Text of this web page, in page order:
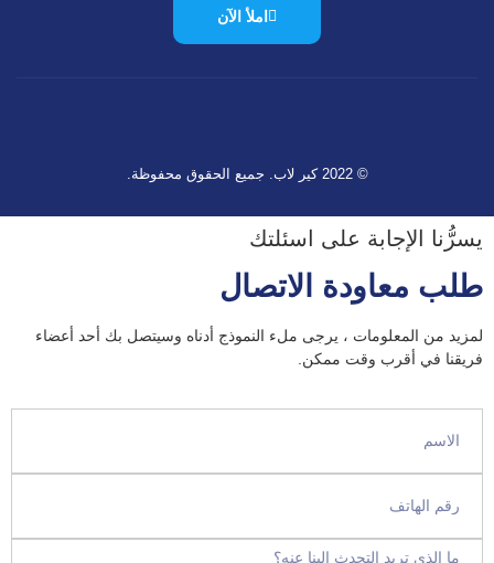
املأ الآن
© 2022 كير لاب. جميع الحقوق محفوظة.
يسرُّنا الإجابة على اسئلتك
طلب معاودة الاتصال
لمزيد من المعلومات ، يرجى ملء النموذج أدناه وسيتصل بك أحد أعضاء
فريقنا في أقرب وقت ممكن.